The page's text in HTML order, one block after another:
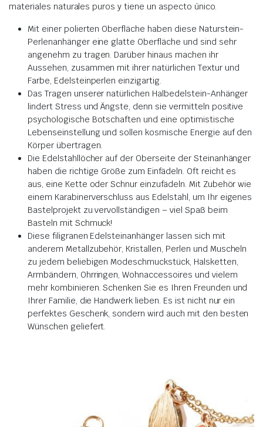
materiales naturales puros y tiene un aspecto único.
Mit einer polierten Oberfläche haben diese Naturstein-
Perlenanhänger eine glatte Oberfläche und sind sehr
angenehm zu tragen. Darüber hinaus machen ihr
Aussehen, zusammen mit ihrer natürlichen Textur und
Farbe, Edelsteinperlen einzigartig.
Das Tragen unserer natürlichen Halbedelstein-Anhänger
lindert Stress und Ängste, denn sie vermitteln positive
psychologische Botschaften und eine optimistische
Lebenseinstellung und sollen kosmische Energie auf den
Körper übertragen.
Die Edelstahllöcher auf der Oberseite der Steinanhänger
haben die richtige Größe zum Einfädeln. Oft reicht es
aus, eine Kette oder Schnur einzufädeln. Mit Zubehör wie
einem Karabinerverschluss aus Edelstahl, um Ihr eigenes
Bastelprojekt zu vervollständigen – viel Spaß beim
Basteln mit Schmuck!
Diese filigranen Edelsteinanhänger lassen sich mit
anderem Metallzubehör, Kristallen, Perlen und Muscheln
zu jedem beliebigen Modeschmuckstück, Halsketten,
Armbändern, Ohrringen, Wohnaccessoires und vielem
mehr kombinieren. Schenken Sie es Ihren Freunden und
Ihrer Familie, die Handwerk lieben. Es ist nicht nur ein
perfektes Geschenk, sondern wird auch mit den besten
Wünschen geliefert.